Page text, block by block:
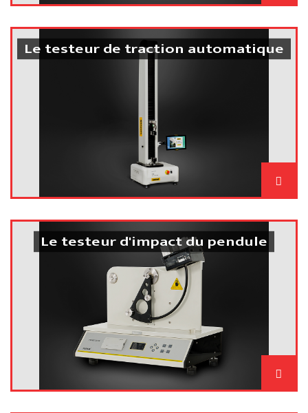
Le testeur de traction automatique
Le testeur d'impact du pendule